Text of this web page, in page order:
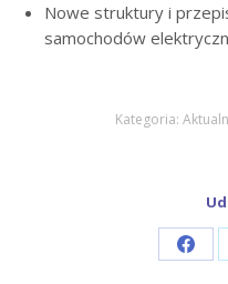
Nowe struktury i
samochodów
Kategoria: